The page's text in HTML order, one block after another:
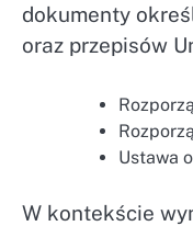
dokumenty
oraz przepisów
Ustawa
W kontekście